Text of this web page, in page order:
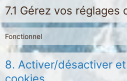
7.1 Gérez vos
Fonctionnel
8. Activer/désactiver